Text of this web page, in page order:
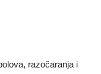
razočaranja i